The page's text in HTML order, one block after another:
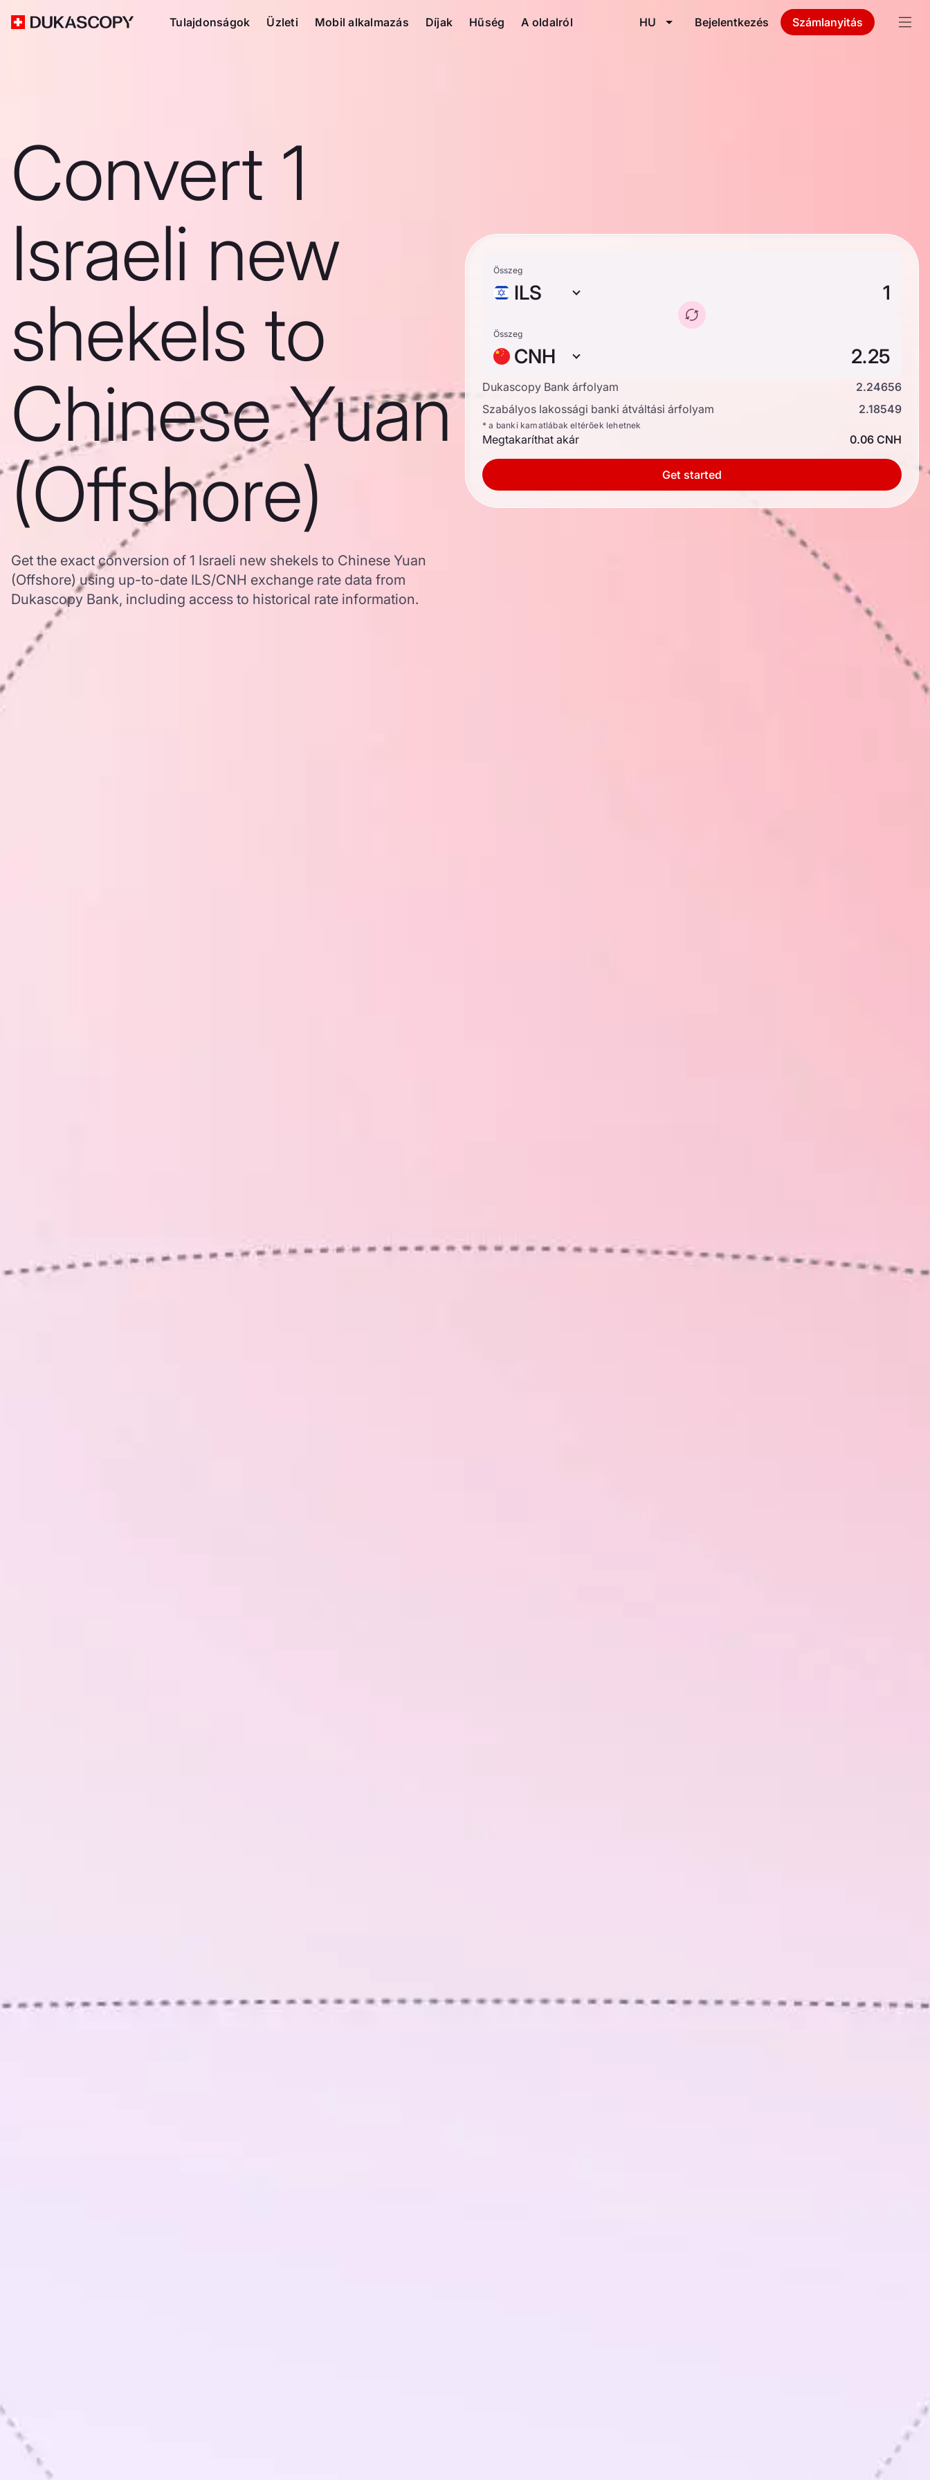
Tulajdonságok Üzleti Mobil alkalmazás Díjak Hűség A oldalról HU Bejelentkezés Számlanyitás
Convert 1
Israeli new
shekels to
Chinese Yuan
(Offshore)
Get the exact conversion of 1 Israeli new shekels to Chinese Yuan
(Offshore) using up-to-date ILS/CNH exchange rate data from
Dukascopy Bank, including access to historical rate information.
Összeg
ILS
Összeg
CNH
Dukascopy Bank árfolyam
2.24656
Szabályos lakossági banki átváltási árfolyam
2.18549
* a banki kamatlábak eltérőek lehetnek
Megtakaríthat akár 0.06 CNH
Get started